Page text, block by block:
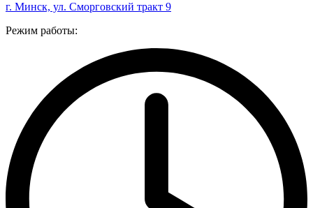
г. Минск, ул. Сморговский тракт 9
Режим работы: